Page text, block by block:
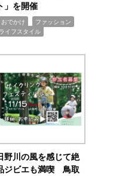
」を開催
おでかけ ファッション
ライフスタイル
野川の風を感じて絶
ジビエも満喫 鳥取